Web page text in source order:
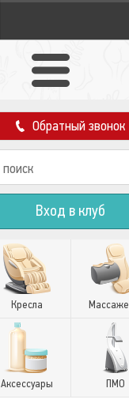
Обратный звонок
Вход в клуб
Кресла
Аксессуары ПМО